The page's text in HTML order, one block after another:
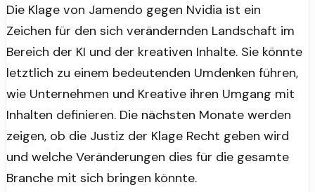
Die Klage von Jamendo gegen Nvidia ist ein
Zeichen für den sich verändernden Landschaft im
Bereich der KI und der kreativen Inhalte. Sie könnte
letztlich zu einem bedeutenden Umdenken führen,
wie Unternehmen und Kreative ihren Umgang mit
Inhalten definieren. Die nächsten Monate werden
zeigen, ob die Justiz der Klage Recht geben wird
und welche Veränderungen dies für die gesamte
Branche mit sich bringen könnte.